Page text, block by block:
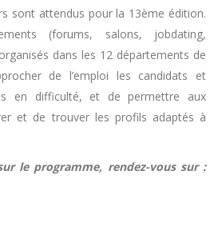
sont attendus pour la 13ème édition.
(forums, salons, jobdating,
dans les 12 départements de
de l’emploi les candidats et
en difficulté, et de permettre aux
et de trouver les profils adaptés à
le programme, rendez-vous sur :